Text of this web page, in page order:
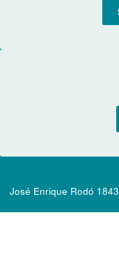
José Enrique Rodó